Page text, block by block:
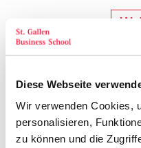
Diese Webseite
Wir verwenden Cookies,
personalisieren,
zu können und die
Zu St.